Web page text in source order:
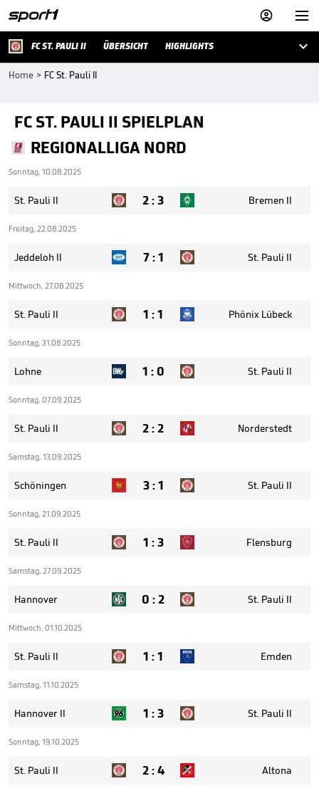


FC ST. PAULI II ÜBERSICHT HIGHLIGHTS 
Home > FC St. Pauli II
FC ST. PAULI II SPIELPLAN
REGIONALLIGA NORD
Sonntag, 10.08.2025
St. Pauli II 2:3 Bremen II
Freitag, 22.08.2025
Jeddeloh II 7:1 St. Pauli II
Mittwoch, 27.08.2025
St. Pauli II 1 :1 Phönix Lübeck
Sonntag, 31.08.2025
Lohne 1 : 0 St. Pauli II
Sonntag, 07.09.2025
St. Pauli II 2:2 Norderstedt
Samstag, 13.09.2025
Schöningen 3:1 St. Pauli II
Sonntag, 21.09.2025
St. Pauli II 1 :3 Flensburg
Samstag, 27.09.2025
Hannover 0 :2 St. Pauli II
Mittwoch, 01.10.2025
St. Pauli II 1 :1 Emden
Samstag, 11.10.2025
Hannover II 1 :3 St. Pauli II
Sonntag, 19.10.2025
St. Pauli II 2:4 Altona